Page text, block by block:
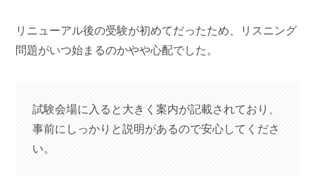
リニューアル後の受験が初めてだったため、リスニング
問題がいつ始まるのかやや心配でした。
試験会場に入ると大きく案内が記載されており、
事前にしっかりと説明があるので安心してくださ
い。